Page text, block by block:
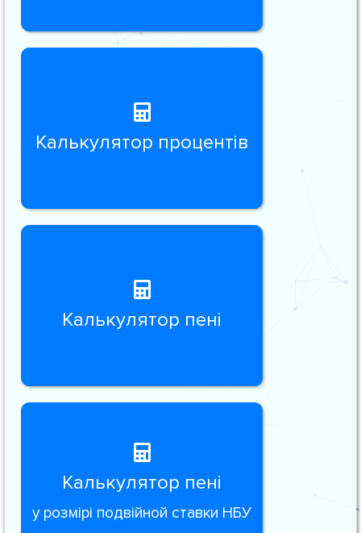
Калькулятор процентів
Калькулятор пені
Калькулятор пені
у розмірі подвійной ставки НБУ